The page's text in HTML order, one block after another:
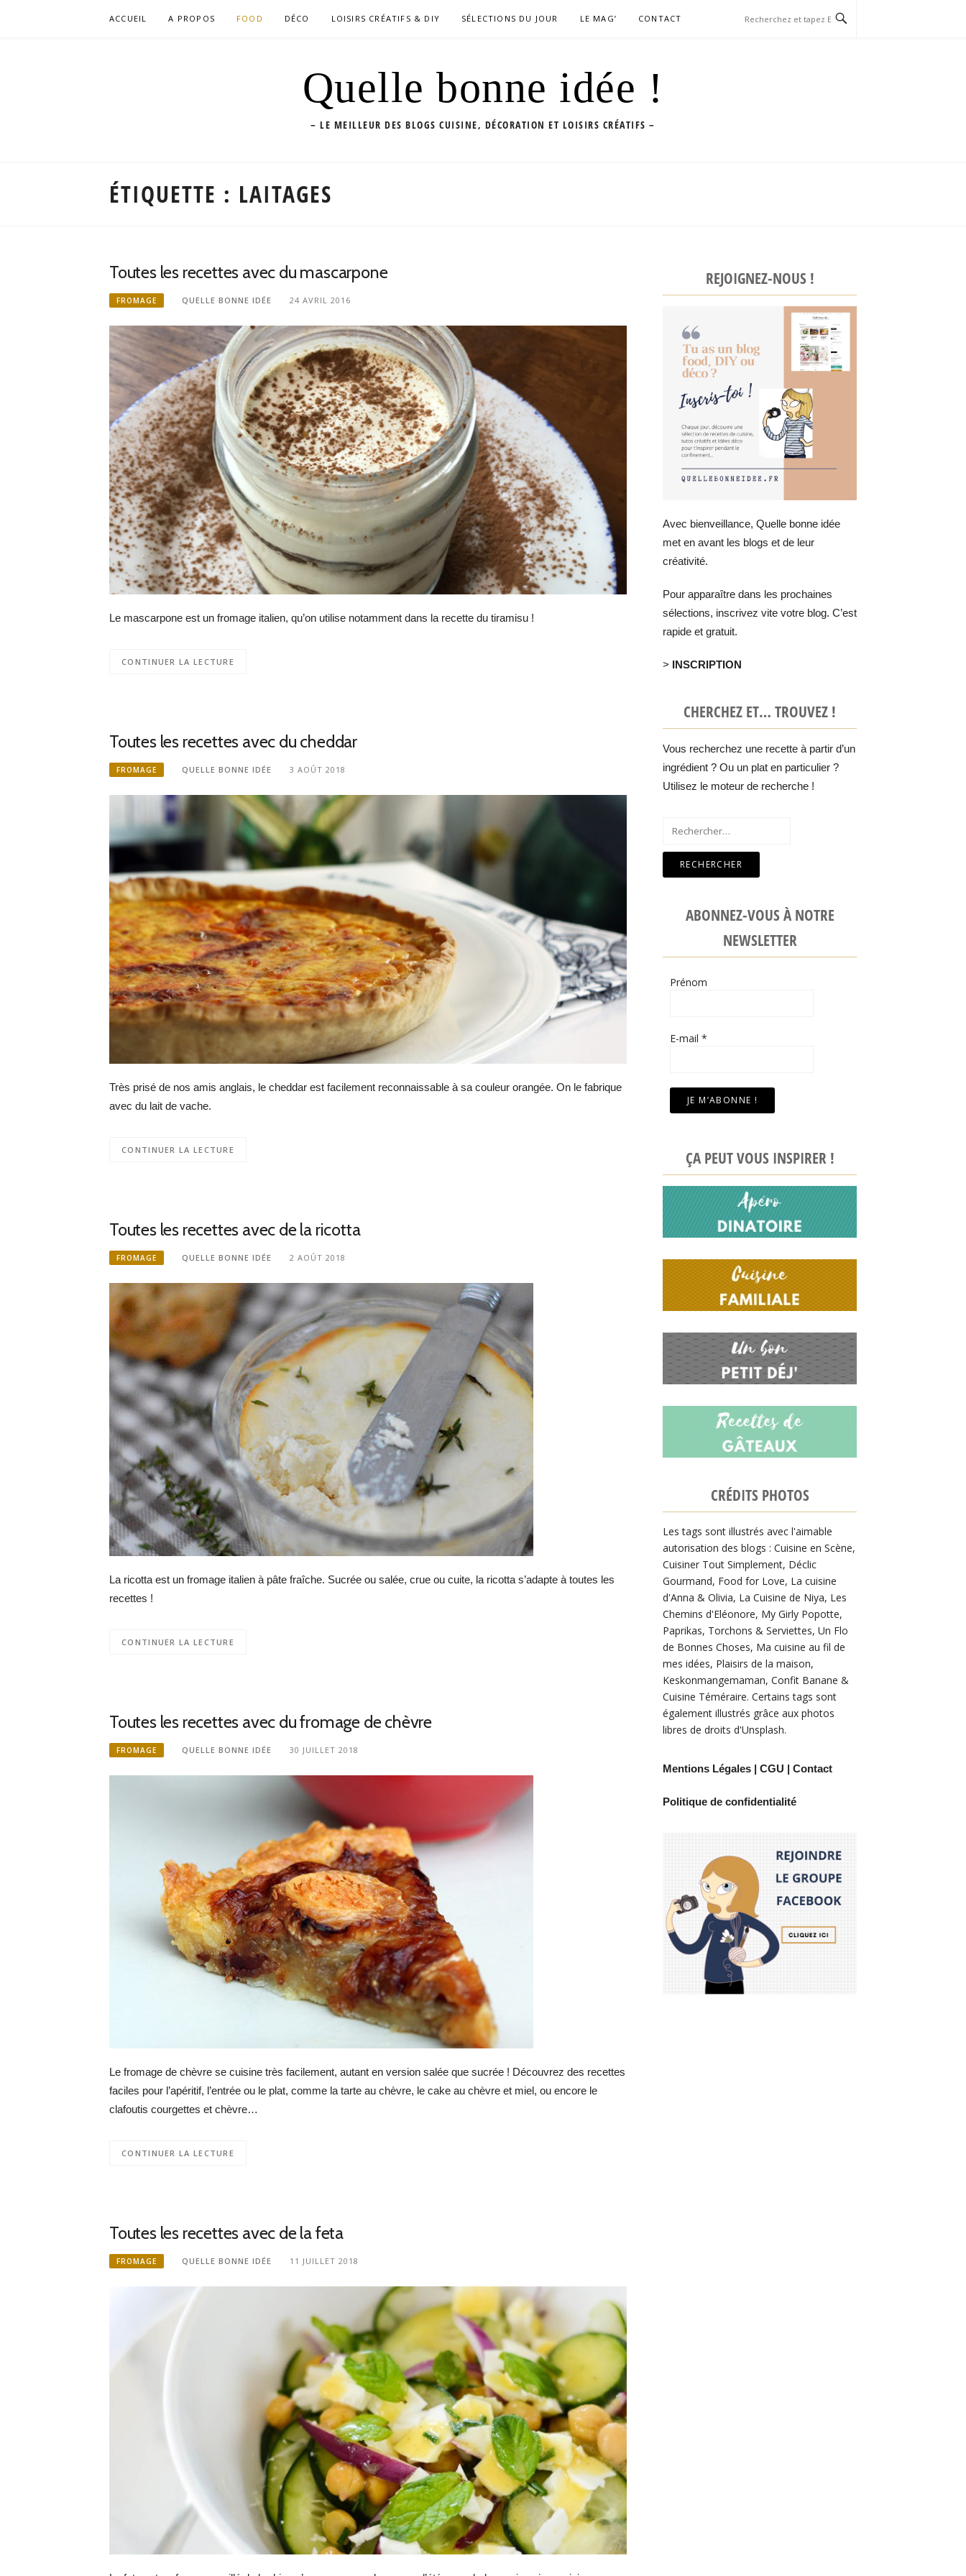
ACCUEIL A PROPOS FOOD DÉCO LOISIRS CRÉATIFS & DIY SÉLECTIONS DU JOUR LE MAG’ CONTACT
Quelle bonne idée !
– LE MEILLEUR DES BLOGS CUISINE, DÉCORATION ET LOISIRS CRÉATIFS –
ÉTIQUETTE : LAITAGES
Toutes les recettes avec du mascarpone
FROMAGE QUELLE BONNE IDÉE 24 AVRIL 2016
Le mascarpone est un fromage italien, qu’on utilise notamment dans la recette du tiramisu !
CONTINUER LA LECTURE
Toutes les recettes avec du cheddar
FROMAGE QUELLE BONNE IDÉE 3 AOÛT 2018
Très prisé de nos amis anglais, le cheddar est facilement reconnaissable à sa couleur orangée. On le fabrique
avec du lait de vache.
CONTINUER LA LECTURE
Toutes les recettes avec de la ricotta
FROMAGE QUELLE BONNE IDÉE 2 AOÛT 2018
La ricotta est un fromage italien à pâte fraîche. Sucrée ou salée, crue ou cuite, la ricotta s’adapte à toutes les
recettes !
CONTINUER LA LECTURE
Toutes les recettes avec du fromage de chèvre
FROMAGE QUELLE BONNE IDÉE 30 JUILLET 2018
Le fromage de chèvre se cuisine très facilement, autant en version salée que sucrée ! Découvrez des recettes
faciles pour l’apéritif, l’entrée ou le plat, comme la tarte au chèvre, le cake au chèvre et miel, ou encore le
clafoutis courgettes et chèvre…
CONTINUER LA LECTURE
Toutes les recettes avec de la feta
FROMAGE QUELLE BONNE IDÉE 11 JUILLET 2018
REJOIGNEZ-NOUS !
Avec bienveillance, Quelle bonne idée
met en avant les blogs et de leur
créativité.
Pour apparaître dans les prochaines
sélections, inscrivez vite votre blog. C’est
rapide et gratuit.
> INSCRIPTION
CHERCHEZ ET… TROUVEZ !
Vous recherchez une recette à partir d’un
ingrédient ? Ou un plat en particulier ?
Utilisez le moteur de recherche !
Rechercher :
ABONNEZ-VOUS À NOTRE
NEWSLETTER
Prénom
E-mail *
ÇA PEUT VOUS INSPIRER !
CRÉDITS PHOTOS
Les tags sont illustrés avec l'aimable
autorisation des blogs : Cuisine en Scène,
Cuisiner Tout Simplement, Déclic
Gourmand, Food for Love, La cuisine
d'Anna & Olivia, La Cuisine de Niya, Les
Chemins d'Eléonore, My Girly Popotte,
Paprikas, Torchons & Serviettes, Un Flo
de Bonnes Choses, Ma cuisine au fil de
mes idées, Plaisirs de la maison,
Keskonmangemaman, Confit Banane &
Cuisine Téméraire. Certains tags sont
également illustrés grâce aux photos
libres de droits d'Unsplash.
Mentions Légales | CGU | Contact
Politique de confidentialité